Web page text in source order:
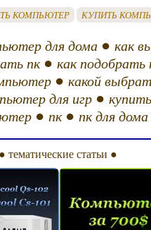
КОМПЬЮТЕР КУПИТЬ
для дома ●как
пк ●как
●какой
для игр ●
●пк ●пк для дома
● тематические статьи ●